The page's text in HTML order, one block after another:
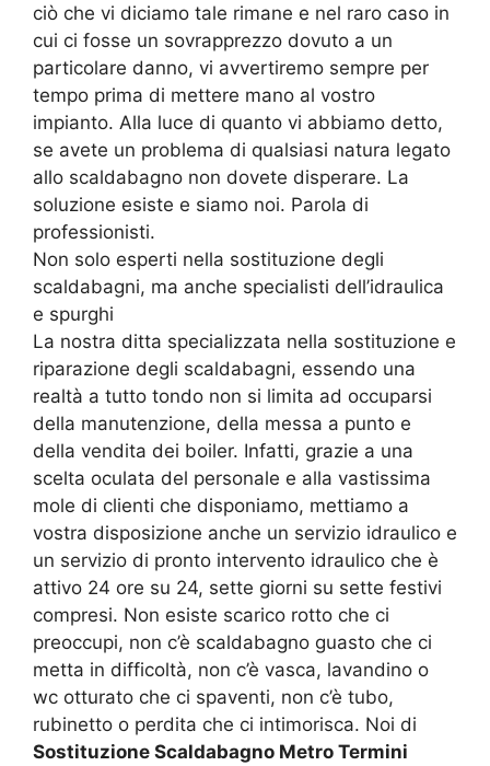
ciò che vi diciamo tale rimane e nel raro caso in
cui ci fosse un sovrapprezzo dovuto a un
particolare danno, vi avvertiremo sempre per
tempo prima di mettere mano al vostro
impianto. Alla luce di quanto vi abbiamo detto,
se avete un problema di qualsiasi natura legato
allo scaldabagno non dovete disperare. La
soluzione esiste e siamo noi. Parola di
professionisti.
Non solo esperti nella sostituzione degli
scaldabagni, ma anche specialisti dell’idraulica
e spurghi
La nostra ditta specializzata nella sostituzione e
riparazione degli scaldabagni, essendo una
realtà a tutto tondo non si limita ad occuparsi
della manutenzione, della messa a punto e
della vendita dei boiler. Infatti, grazie a una
scelta oculata del personale e alla vastissima
mole di clienti che disponiamo, mettiamo a
vostra disposizione anche un servizio idraulico e
un servizio di pronto intervento idraulico che è
attivo 24 ore su 24, sette giorni su sette festivi
compresi. Non esiste scarico rotto che ci
preoccupi, non c’è scaldabagno guasto che ci
metta in difficoltà, non c’è vasca, lavandino o
wc otturato che ci spaventi, non c’è tubo,
rubinetto o perdita che ci intimorisca. Noi di
Sostituzione Scaldabagno Metro Termini